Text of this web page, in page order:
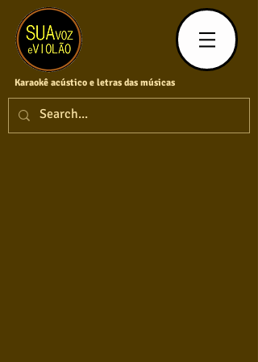
Karaokê acústico e letras das músicas